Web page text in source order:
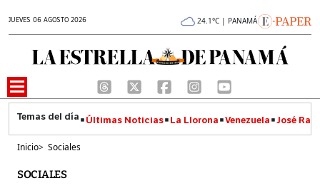
JUEVES 06 AGOSTO 2026 24.1°C | PANAMÁ
Últimas Noticias La Llorona Venezuela José
Inicio> Sociales
SOCIALES